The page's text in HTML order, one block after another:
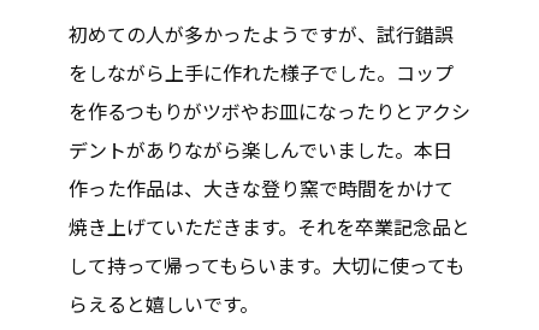
初めての人が多かったようですが、試行錯誤
をしながら上手に作れた様子でした。コップ
を作るつもりがツボやお皿になったりとアクシ
デントがありながら楽しんでいました。本日
作った作品は、大きな登り窯で時間をかけて
焼き上げていただきます。それを卒業記念品と
して持って帰ってもらいます。大切に使っても
らえると嬉しいです。